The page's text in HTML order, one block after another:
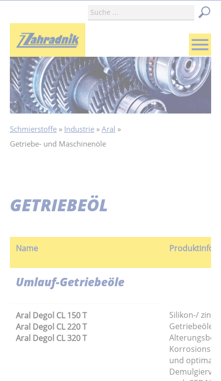
menu
Schmierstoffe Industrie
Aral
Getriebe- und Maschinenöle
GETRIEBEÖL
Name
Umlauf-Getriebeöle
Aral Degol CL 150 T
Aral Degol CL 220 T
Aral Degol CL 320 T
Silikon-/
Getriebeöle
und